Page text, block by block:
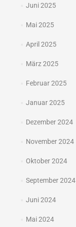
Juni 2025
Mai 2025
April 2025
März 2025
Februar 2025
Januar 2025
Dezember 2024
November 2024
Oktober 2024
September 2024
Juni 2024
Mai 2024